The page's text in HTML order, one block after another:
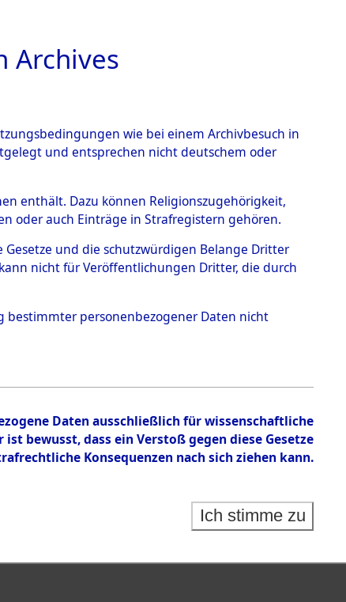
Archives
wie bei einem Archivbesuch in
und entsprechen nicht deutschem oder
enthält. Dazu können Religionszugehörigkeit,
oder auch Einträge in Strafregistern gehören.
Gesetze und die schutzwürdigen Belange Dritter
nicht für Veröffentlichungen Dritter, die durch
bestimmter personenbezogener Daten nicht
Daten ausschließlich für wissenschaftliche
bewusst, dass ein Verstoß gegen diese Gesetze
Konsequenzen nach sich ziehen kann.
Ich stimme zu